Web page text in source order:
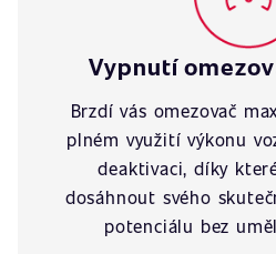
Vypnutí
Brzdí vás omezovač
plném využití výkonu
deaktivaci, díky
dosáhnout svého
potenciálu bez